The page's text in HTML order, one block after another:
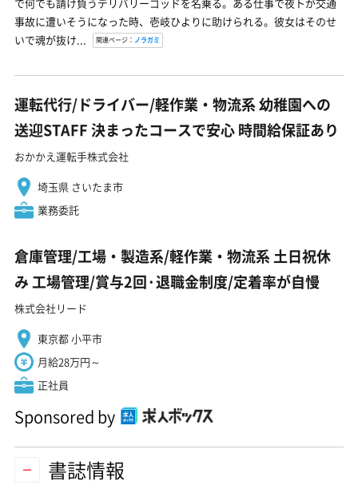
事故に遭いそうになった時、壱岐ひよりに助けられる。彼女はそのせ
いで魂が抜け...
関連ページ： ノラガミ
運転代行/ドライバー/軽作業・物流系 幼稚園への
送迎STAFF 決まったコースで安心 時間給保証あり
おかかえ運転手株式会社
埼玉県 さいたま市
業務委託
倉庫管理/工場・製造系/軽作業・物流系 土日祝休
み 工場管理/賞与2回·退職金制度/定着率が自慢
株式会社リード
東京都 小平市
月給28万円～
正社員
Sponsored by
書誌情報